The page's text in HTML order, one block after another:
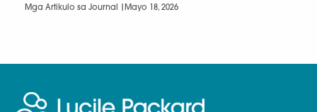
Mga Artikulo sa Journal | Mayo 18, 2026